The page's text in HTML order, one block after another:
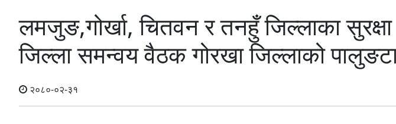
लमजुङ,गोर्खा, चितवन र तनहुँ जिल्लाका
जिल्ला समन्वय वैठक गोरखा जिल्लाको
२०८०-०२-३१